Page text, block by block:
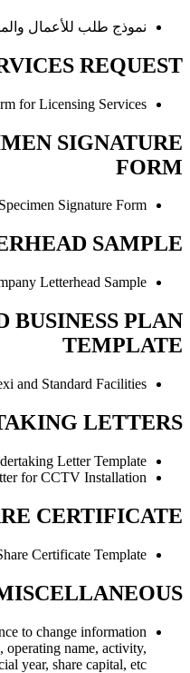
نموذج طلب للأعمال
REQUEST
for Licensing Services
SIGNATURE
FORM
Signature Form
SAMPLE
Letterhead Sample
BUSINESS PLAN
TEMPLATE
and Standard Facilities
LETTERS
Letter Template
for CCTV Installation
CERTIFICATE
Certificate Template
to change information
operating name, activity,
year, share capital, etc.